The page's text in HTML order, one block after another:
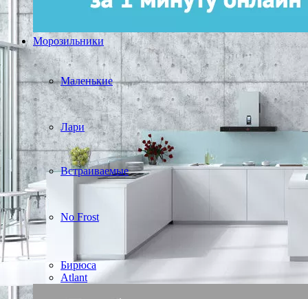
Морозильники
Маленькие
Лари
Встраиваемые
No Frost
Бирюса
Atlant